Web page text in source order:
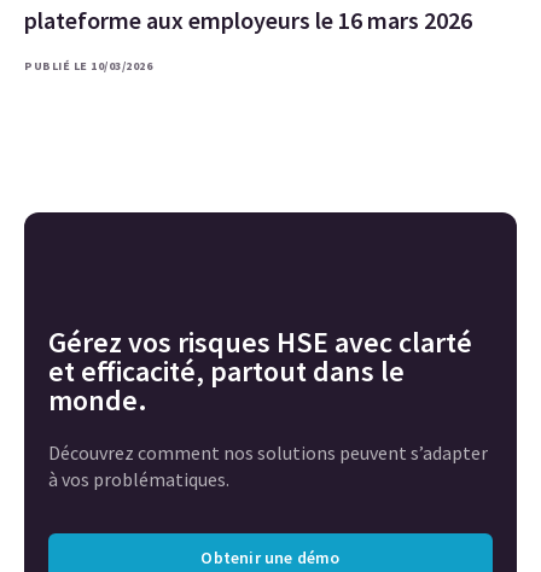
plateforme aux employeurs le 16 mars 2026
PUBLIÉ LE 10/03/2026
Gérez vos risques HSE avec clarté
et efficacité, partout dans le
monde.
Découvrez comment nos solutions peuvent s’adapter
à vos problématiques.
Obtenir une démo